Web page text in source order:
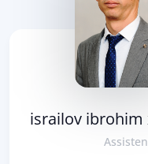
israilov ibrohim